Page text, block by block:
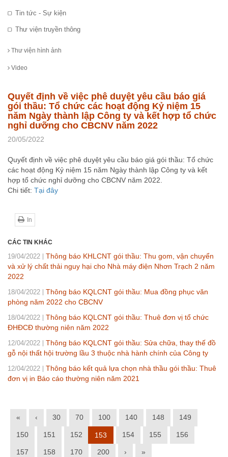
Tin tức - Sự kiện
Thư viện truyền thông
Thư viện hình ảnh
Video
Quyết định về việc phê duyệt yêu cầu báo giá
gói thầu: Tổ chức các hoạt động Kỷ niệm 15
năm Ngày thành lập Công ty và kết hợp tổ chức
nghỉ dưỡng cho CBCNV năm 2022
20/05/2022
Quyết định về việc phê duyệt yêu cầu báo giá gói thầu: Tổ chức
các hoạt động Kỷ niệm 15 năm Ngày thành lập Công ty và kết
hợp tổ chức nghỉ dưỡng cho CBCNV năm 2022.
Chi tiết: Tại đây
In
CÁC TIN KHÁC
19/04/2022
Thông báo KHLCNT gói thầu: Thu gom, vận chuyển
và xử lý chất thải nguy hại cho Nhà máy điện Nhơn Trạch 2 năm
2022
18/04/2022
Thông báo KQLCNT gói thầu: Mua đồng phục văn
phòng năm 2022 cho CBCNV
18/04/2022
Thông báo KQLCNT gói thầu: Thuê đơn vị tổ chức
ĐHĐCĐ thường niên năm 2022
12/04/2022
Thông báo KQLCNT gói thầu: Sửa chữa, thay thế đồ
gỗ nội thất hội trường lầu 3 thuộc nhà hành chính của Công ty
12/04/2022
Thông báo kết quả lựa chọn nhà thầu gói thầu: Thuê
đơn vị in Báo cáo thường niên năm 2021
« ‹ 30 70 100 140 148 149
150 151 152 153 154 155 156
157 158 170 200 › »